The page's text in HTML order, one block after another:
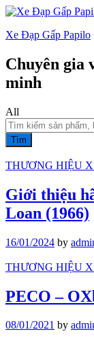
Xe Đạp Gấp Papilo
Chuyên gia
minh
All
Tìm
THƯƠNG HIỆU
Giới thiệu
Loan (1966)
16/01/2024 by
THƯƠNG HIỆU
PECO –
08/01/2021 by